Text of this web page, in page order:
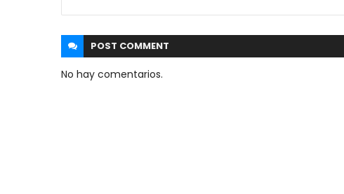
POST COMMENT
No hay comentarios.